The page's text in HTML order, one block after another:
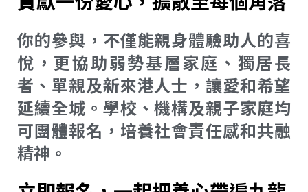
你的參與，不僅能親身體驗助人的喜
悅，更協助弱勢基層家庭、獨居長
者、單親及新來港人士，讓愛和希望
延續全城。學校、機構及親子家庭均
可團體報名，培養社會責任感和共融
精神。